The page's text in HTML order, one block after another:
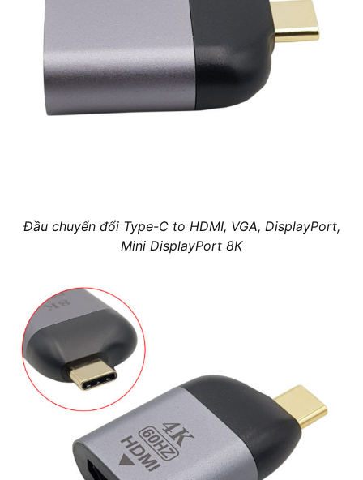
Đầu chuyển đổi Type-C to HDMI, VGA, DisplayPort,
Mini DisplayPort 8K